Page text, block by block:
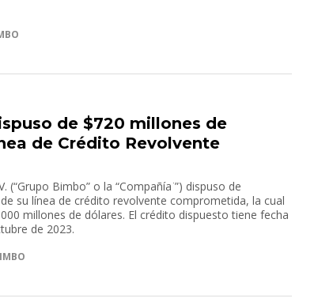
de $720 millones de
de Crédito Revolvente
(“Grupo Bimbo” o la “Compañía ̈”) dispuso de
su línea de crédito revolvente comprometida, la cual
millones de dólares. El crédito dispuesto tiene fecha
de 2023.